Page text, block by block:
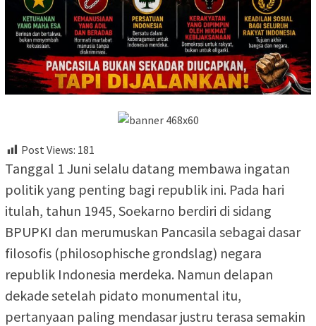
Post Views: 181
Tanggal 1 Juni selalu datang membawa ingatan
politik yang penting bagi republik ini. Pada hari
itulah, tahun 1945, Soekarno berdiri di sidang
BPUPKI dan merumuskan Pancasila sebagai dasar
filosofis (philosophische grondslag) negara
republik Indonesia merdeka. Namun delapan
dekade setelah pidato monumental itu,
pertanyaan paling mendasar justru terasa semakin